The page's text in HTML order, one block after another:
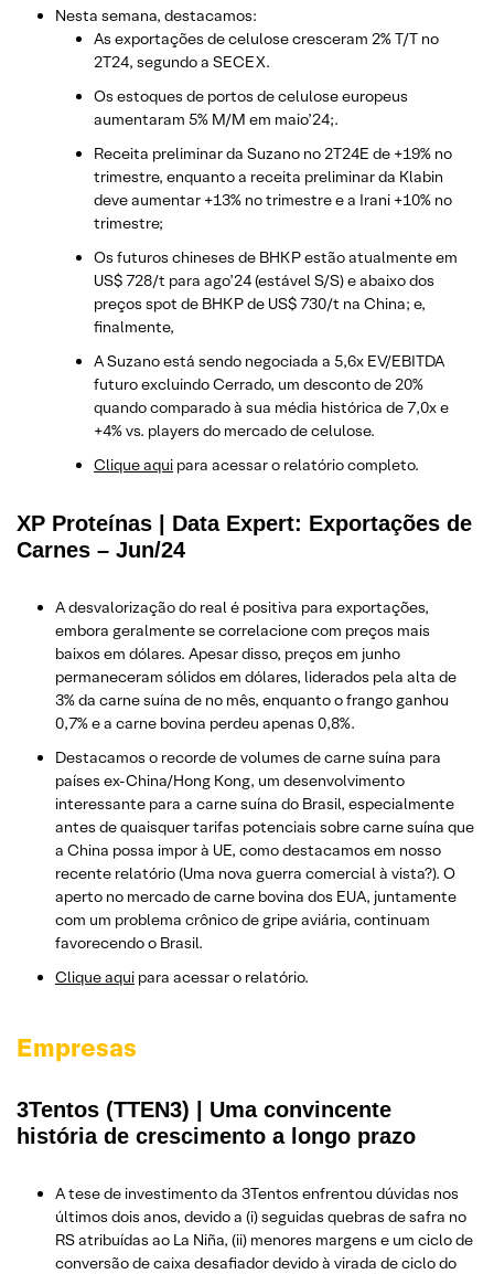
Nesta semana, destacamos:
As exportações de celulose cresceram 2% T/T no
2T24, segundo a SECEX.
Os estoques de portos de celulose europeus
aumentaram 5% M/M em maio’24;.
Receita preliminar da Suzano no 2T24E de +19% no
trimestre, enquanto a receita preliminar da Klabin
deve aumentar +13% no trimestre e a Irani +10% no
trimestre;
Os futuros chineses de BHKP estão atualmente em
US$ 728/t para ago’24 (estável S/S) e abaixo dos
preços spot de BHKP de US$ 730/t na China; e,
finalmente,
A Suzano está sendo negociada a 5,6x EV/EBITDA
futuro excluindo Cerrado, um desconto de 20%
quando comparado à sua média histórica de 7,0x e
+4% vs. players do mercado de celulose.
Clique aqui para acessar o relatório completo.
XP Proteínas | Data Expert: Exportações de
Carnes – Jun/24
A desvalorização do real é positiva para exportações,
embora geralmente se correlacione com preços mais
baixos em dólares. Apesar disso, preços em junho
permaneceram sólidos em dólares, liderados pela alta de
3% da carne suína de no mês, enquanto o frango ganhou
0,7% e a carne bovina perdeu apenas 0,8%.
Destacamos o recorde de volumes de carne suína para
países ex-China/Hong Kong, um desenvolvimento
interessante para a carne suína do Brasil, especialmente
antes de quaisquer tarifas potenciais sobre carne suína que
a China possa impor à UE, como destacamos em nosso
recente relatório (Uma nova guerra comercial à vista?). O
aperto no mercado de carne bovina dos EUA, juntamente
com um problema crônico de gripe aviária, continuam
favorecendo o Brasil.
Clique aqui para acessar o relatório.
Empresas
3Tentos (TTEN3) | Uma convincente
história de crescimento a longo prazo
A tese de investimento da 3Tentos enfrentou dúvidas nos
últimos dois anos, devido a (i) seguidas quebras de safra no
RS atribuídas ao La Niña, (ii) menores margens e um ciclo de
conversão de caixa desafiador devido à virada de ciclo do